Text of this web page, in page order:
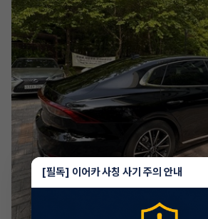
[필독] 이어카 사칭 사기 주의 안내